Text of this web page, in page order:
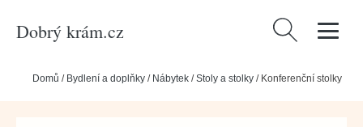
Dobrý krám.cz Vyhledávání
Domů / Bydlení a doplňky / Nábytek /Stoly a stolky / Konferenční stolky